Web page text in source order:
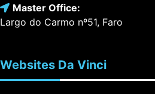
Master Office:
Largo do Carmo nº51, Faro
Websites Da Vinci